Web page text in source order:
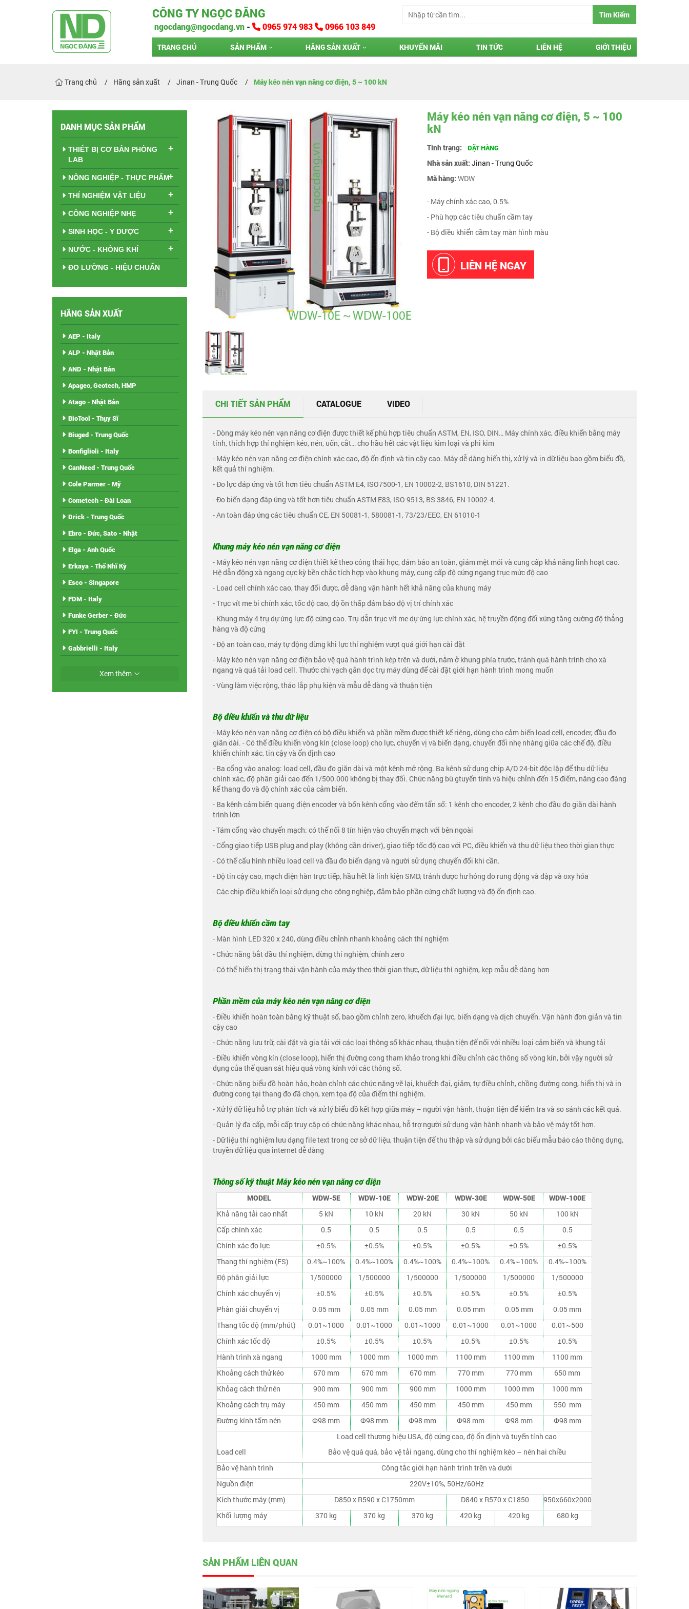
CÔNG TY NGỌC ĐĂNG
ngocdang@ngocdang.vn - 0965 974 983 0966 103 849
Tìm Kiếm
TRANG CHỦ SẢN PHẨM HÃNG SẢN XUẤT KHUYẾN MÃI TIN TỨC LIÊN HỆ GIỚI THIỆU
Trang chủ Hãng sản xuất Jinan - Trung Quốc Máy kéo nén vạn năng cơ điện, 5 ~ 100 kN
Máy kéo nén vạn năng cơ điện, 5 ~ 100
kN
Tình trạng: ĐẶT HÀNG
Nhà sản xuất:Jinan - Trung Quốc
Mã hàng:WDW
- Máy chính xác cao, 0.5%
- Phù hợp các tiêu chuẩn cầm tay
- Bộ điều khiển cầm tay màn hình màu
LIÊN HỆ NGAY
CHI TIẾT SẢN PHẨM CATALOGUE VIDEO
- Dòng máy kéo nén vạn năng cơ điện được thiết kế phù hợp tiêu chuẩn ASTM, EN, ISO, DIN… Máy chính xác, điều khiển bằng máy
tính, thích hợp thí nghiệm kéo, nén, uốn, cắt… cho hầu hết các vật liệu kim loại và phi kim
- Máy kéo nén vạn năng cơ điện chính xác cao, độ ổn định và tin cậy cao. Máy dễ dàng hiển thị, xử lý và in dữ liệu bao gồm biểu đồ,
kết quả thí nghiệm.
- Đo lực đáp ứng và tốt hơn tiêu chuẩn ASTM E4, ISO7500-1, EN 10002-2, BS1610, DIN 51221.
- Đo biến dạng đáp ứng và tốt hơn tiêu chuẩn ASTM E83, ISO 9513, BS 3846, EN 10002-4.
- An toàn đáp ứng các tiêu chuẩn CE, EN 50081-1, 580081-1, 73/23/EEC, EN 61010-1
Khung máy kéo nén vạn năng cơ điện
- Máy kéo nén vạn năng cơ điện thiết kế theo công thái học, đảm bảo an toàn, giảm mệt mỏi và cung cấp khả năng linh hoạt cao.
Hệ dẫn động xà ngang cực kỳ bền chắc tích hợp vào khung máy, cung cấp độ cứng ngang trục mức độ cao
- Load cell chính xác cao, thay đổi được, dễ dàng vận hành hết khả năng của khung máy
- Trục vít me bi chính xác, tốc độ cao, độ ồn thấp đảm bảo độ vị trí chính xác
- Khung máy 4 trụ dự ứng lực độ cứng cao. Trụ dẫn trục vít me dự ứng lực chính xác, hệ truyền động đối xứng tăng cường độ thẳng
hàng và độ cứng
- Độ an toàn cao, máy tự động dừng khi lực thí nghiệm vượt quá giới hạn cài đặt
- Máy kéo nén vạn năng cơ điện bảo vệ quá hành trình kép trên và dưới, nằm ở khung phía trước, tránh quá hành trình cho xà
ngang và quá tải load cell. Thước chi vạch gắn dọc trụ máy dùng để cài đặt giới hạn hành trình mong muốn
- Vùng làm việc rộng, tháo lắp phụ kiện và mẫu dễ dàng và thuận tiện
Bộ điều khiển và thu dữ liệu
- Máy kéo nén vạn năng cơ điện có bộ điều khiển và phần mềm được thiết kế riêng, dùng cho cảm biến load cell, encoder, đầu đo
giãn dài. - Có thể điều khiển vòng kín (close loop) cho lực, chuyển vị và biến dạng, chuyển đổi nhẹ nhàng giữa các chế độ, điều
khiển chính xác, tin cậy và ổn định cao
- Ba cổng vào analog: load cell, đầu đo giãn dài và một kênh mở rộng. Ba kênh sử dụng chip A/D 24-bit độc lập để thu dữ liệu
chính xác, độ phân giải cao đến 1/500.000 không bị thay đổi. Chức năng bù gtuyến tính và hiệu chỉnh đến 15 điểm, nâng cao đáng
kể thang đo và độ chính xác của cảm biến.
- Ba kênh cảm biến quang điện encoder và bốn kênh cổng vào đếm tẩn số: 1 kênh cho encoder, 2 kênh cho đầu đo giãn dài hành
trình lớn
- Tám cổng vào chuyển mạch: có thể nối 8 tín hiện vào chuyển mạch với bên ngoài
- Cổng giao tiếp USB plug and play (không cần driver), giao tiếp tốc độ cao với PC, điều khiển và thu dữ liệu theo thời gian thực
- Có thể cấu hình nhiều load cell và đầu đo biến dạng và người sử dụng chuyển đổi khi cần.
- Độ tin cậy cao, mạch điện hàn trực tiếp, hầu hết là linh kiện SMD, tránh được hư hỏng do rung động và đập và oxy hóa
- Các chip điều khiển loại sử dụng cho công nghiệp, đảm bảo phần cứng chất lượng và độ ổn định cao.
Bộ điều khiển cầm tay
- Màn hình LED 320 x 240, dùng điều chỉnh nhanh khoảng cách thí nghiệm
- Chức năng bắt đầu thí nghiệm, dừng thí nghiệm, chỉnh zero
- Có thể hiển thị trạng thái vận hành của máy theo thời gian thực, dữ liệu thí nghiệm, kẹp mẫu dễ dàng hơn
Phần mềm của máy kéo nén vạn năng cơ điện
- Điều khiển hoàn toàn bằng kỹ thuật số, bao gồm chỉnh zero, khuếch đại lực, biến dạng và dịch chuyển. Vận hành đơn giản và tin
cậy cao
- Chức năng lưu trữ, cài đặt và gia tải với các loại thông số khác nhau, thuận tiện để nối với nhiều loại cảm biến và khung tải
- Điều khiển vòng kín (close loop), hiển thị đường cong tham khảo trong khi điều chỉnh các thông số vòng kín, bởi vậy người sử
dụng của thể quan sát hiệu quả vòng kính với các thông số.
- Chức năng biểu đồ hoàn hảo, hoàn chỉnh các chức năng vẽ lại, khuếch đại, giảm, tự điều chỉnh, chồng đường cong, hiển thị và in
đường cong tại thang đo đã chọn, xem tọa độ của điểm thí nghiệm.
- Xử lý dữ liệu hỗ trợ phân tích và xử lý biểu đồ kết hợp giữa máy – người vận hành, thuận tiện để kiểm tra và so sánh các kết quả.
- Quản lý đa cấp, mỗi cấp truy cập có chức năng khác nhau, hỗ trợ người sử dụng vận hành nhanh và bảo vệ máy tốt hơn.
- Dữ liệu thí nghiệm lưu dạng file text trong cơ sở dữ liệu, thuận tiện để thu thập và sử dụng bởi các biểu mẫu báo cáo thông dụng,
truyền dữ liệu qua internet dễ dàng
Thông số kỹ thuật Máy kéo nén vạn năng cơ điện
MODEL WDW-5E WDW-10E WDW-20E WDW-30E WDW-50E
WDW-100E
Khả năng tải cao nhất
5 kN 10 kN 20 kN 30 kN 50 kN
100 kN
Cấp chính xác
0.5 0.5 0.5 0.5 0.5
0.5
Chính xác đo lực
±0.5% ±0.5% ±0.5% ±0.5% ±0.5%
±0.5%
Thang thí nghiệm (FS)
0.4%~100% 0.4%~100% 0.4%~100% 0.4%~100% 0.4%~100%
0.4%~100%
Độ phân giải lực
1/500000 1/500000 1/500000 1/500000 1/500000
1/500000
Chính xác chuyển vị
±0.5% ±0.5% ±0.5% ±0.5% ±0.5%
±0.5%
Phân giải chuyển vị
0.05 mm 0.05 mm 0.05 mm 0.05 mm 0.05 mm
0.05 mm
Thang tốc độ (mm/phút)
0.01~1000 0.01~1000 0.01~1000 0.01~1000 0.01~1000
0.01~500
Chính xác tốc độ
±0.5% ±0.5% ±0.5% ±0.5% ±0.5%
±0.5%
Hành trình xà ngang
1000 mm 1000 mm 1000 mm 1100 mm 1100 mm
1100 mm
Khoảng cách thử kéo
670 mm 670 mm 670 mm 770 mm 770 mm
650 mm
Khỏag cách thử nén
900 mm 900 mm 900 mm 1000 mm 1000 mm
1000 mm
Khoảng cách trụ máy
450 mm 450 mm 450 mm 450 mm 450 mm
550 mm
Đường kính tấm nén
Ф98 mm Ф98 mm Ф98 mm Ф98 mm Ф98 mm Ф98 mm
Load cell
Load cell thương hiệu USA, độ cứng cao, độ ổn định và tuyến tính cao
Bảo vệ quá quá, bảo vệ tải ngang, dùng cho thí nghiệm kéo – nén hai chiều
Bảo vệ hành trình
Công tắc giới hạn hành trình trên và dưới
Nguồn điện
220V±10%, 50Hz/60Hz
Kích thước máy (mm)
D850 x R590 x C1750mm D840 x R570 x C1850
950x660x2000
Khối lượng máy
370 kg 370 kg 370 kg 420 kg 420 kg 680 kg
SẢN PHẨM LIÊN QUAN
DANH MỤC SẢN PHẨM
THIẾT BỊ CƠ BẢN PHÒNG
LAB
+
NÔNG NGHIỆP - THỰC PHẨM+
THÍ NGHIỆM VẬT LIỆU +
CÔNG NGHIỆP NHẸ +
SINH HỌC - Y DƯỢC +
NƯỚC - KHÔNG KHÍ +
ĐO LƯỜNG - HIỆU CHUẨN
HÃNG SẢN XUẤT
AEP - Italy
ALP - Nhật Bản
AND - Nhật Bản
Apageo, Geotech, HMP
Atago - Nhật Bản
BioTool - Thụy Sĩ
Biuged - Trung Quốc
Bonfiglioli - Italy
CanNeed - Trung Quốc
Cole Parmer - Mỹ
Cometech - Đài Loan
Drick - Trung Quốc
Ebro - Đức, Sato - Nhật
Elga - Anh Quốc
Erkaya - Thổ Nhĩ Kỳ
Esco - Singapore
FDM - Italy
Funke Gerber - Đức
FYI - Trung Quốc
Gabbrielli - Italy
Xem thêm